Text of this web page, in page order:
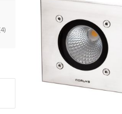
4producten